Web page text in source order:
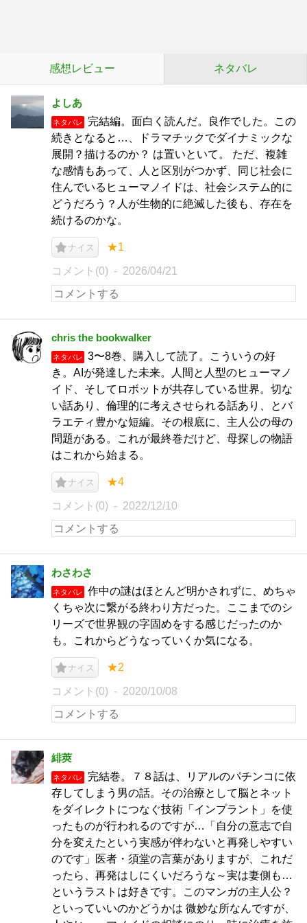
感想レビュー ネタバレ
よしあ
ネタバレ
完結編。面白く読んだ。良作でした。この
続きとなると…、ドラマチックでダイナミックな
展開？描けるのか？ は置いといて。 ただ、複雑
な感情もあって、人と区別がつかず、同じ社会に
住んでいるヒューマノイドは、社会システム的に
どうだろう？人が生物的に絶滅した後も、存在を
続けるのかな。
ナイス ★1
コメント(0) 2026/04/21
chris the bookwalker
ネタバレ
3〜8巻、購入して読了。こういうの好
き。AIが発達した未来。人間と人型のヒューマノ
イド、そしてロボットが共存している世界。切な
い話あり、倫理的に考えさせられる話あり、とバ
ラエティ豊かな短編。その根底に、主人公の母の
問題がある。これが最終巻だけど、母探しの物語
はこれから始まる。
ナイス ★4
コメント(0) 2022/12/10
わさわさ
ネタバレ
作中の謎はほとんど明かされずに、めちゃ
くちゃ次に繋がる終わり方だった。ここまでのシ
リーズで世界観の字固めをする感じだったのか
も。これからどうなっていくか気になる。
ナイス ★2
コメント(0) 2020/10/08
緋莢
ネタバレ
完結巻。７８話は、リアルのパチンコに依
存してしまう男の話。その治療として脳とネット
をダイレクトにつなぐ技術「インプラント」を使
ったものが行われるのですが…「自分の意志で自
分を変えたという実感が伴わないと再発しやすい
のです」医者・須堂の言葉がありますが、これだ
ったら、再発はしにくいだろうな～実は妻側も…
というラストは好きです。このマンガの主人公？
といっていいのかどうかは 微妙な所なんですが、